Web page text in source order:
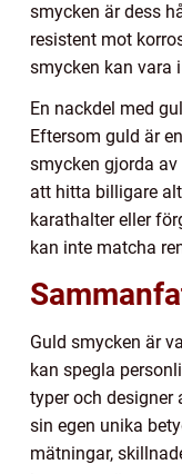
smycken är dess
resistent mot
smycken kan vara
En nackdel med
Eftersom guld är
smycken gjorda
att hitta billigare
karathalter eller
kan inte matcha
Guld smycken är
kan spegla
typer och designer
sin egen unika
mätningar,